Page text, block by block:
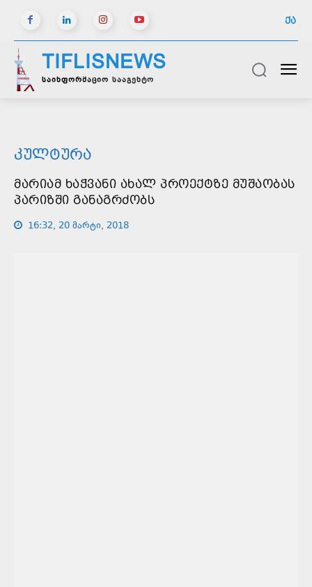
ᲥᲐ
TIFLISNEWS
საინფორმაციო სააგენტო
ᲙᲣᲚᲢᲣᲠᲐ
ᲛᲐᲠᲘᲐᲛ ᲮᲐᲭᲕᲐᲜᲘ ᲐᲮᲐᲚ ᲞᲠᲝᲔᲥᲢᲖᲔ ᲛᲣᲨᲐᲝᲑᲐᲡ
ᲞᲐᲠᲘᲖᲨᲘ ᲒᲐᲜᲐᲒᲠᲫᲝᲑᲡ
16:32, 20 მარტი, 2018